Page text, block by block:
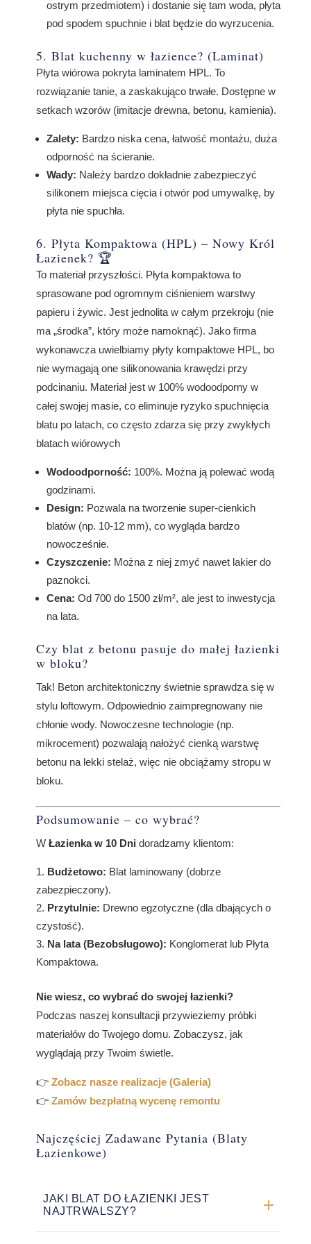
ostrym przedmiotem) i dostanie się tam woda, płyta
pod spodem spuchnie i blat będzie do wyrzucenia.
5. Blat kuchenny w łazience? (Laminat)
Płyta wiórowa pokryta laminatem HPL. To
rozwiązanie tanie, a zaskakująco trwałe. Dostępne w
setkach wzorów (imitacje drewna, betonu, kamienia).
Zalety: Bardzo niska cena, łatwość montażu, duża
odporność na ścieranie.
Wady: Należy bardzo dokładnie zabezpieczyć
silikonem miejsca cięcia i otwór pod umywalkę, by
płyta nie spuchła.
6. Płyta Kompaktowa (HPL) – Nowy Król
Łazienek? 🏆
To materiał przyszłości. Płyta kompaktowa to
sprasowane pod ogromnym ciśnieniem warstwy
papieru i żywic. Jest jednolita w całym przekroju (nie
ma „środka”, który może namoknąć). Jako firma
wykonawcza uwielbiamy płyty kompaktowe HPL, bo
nie wymagają one silikonowania krawędzi przy
podcinaniu. Materiał jest w 100% wodoodporny w
całej swojej masie, co eliminuje ryzyko spuchnięcia
blatu po latach, co często zdarza się przy zwykłych
blatach wiórowych
Wodoodporność: 100%. Można ją polewać wodą
godzinami.
Design: Pozwala na tworzenie super-cienkich
blatów (np. 10-12 mm), co wygląda bardzo
nowocześnie.
Czyszczenie: Można z niej zmyć nawet lakier do
paznokci.
Cena: Od 700 do 1500 zł/m², ale jest to inwestycja
na lata.
Czy blat z betonu pasuje do małej łazienki
w bloku?
Tak! Beton architektoniczny świetnie sprawdza się w
stylu loftowym. Odpowiednio zaimpregnowany nie
chłonie wody. Nowoczesne technologie (np.
mikrocement) pozwalają nałożyć cienką warstwę
betonu na lekki stelaż, więc nie obciążamy stropu w
bloku.
Podsumowanie – co wybrać?
W Łazienka w 10 Dni doradzamy klientom:
Budżetowo: Blat laminowany (dobrze
zabezpieczony).
Przytulnie: Drewno egzotyczne (dla dbających o
czystość).
Na lata (Bezobsługowo): Konglomerat lub Płyta
Kompaktowa.
Nie wiesz, co wybrać do swojej łazienki?
Podczas naszej konsultacji przywieziemy próbki
materiałów do Twojego domu. Zobaczysz, jak
wyglądają przy Twoim świetle.
👉 Zobacz nasze realizacje (Galeria)
👉 Zamów bezpłatną wycenę remontu
Najczęściej Zadawane Pytania (Blaty
Łazienkowe)
JAKI BLAT DO ŁAZIENKI JEST
NAJTRWALSZY?